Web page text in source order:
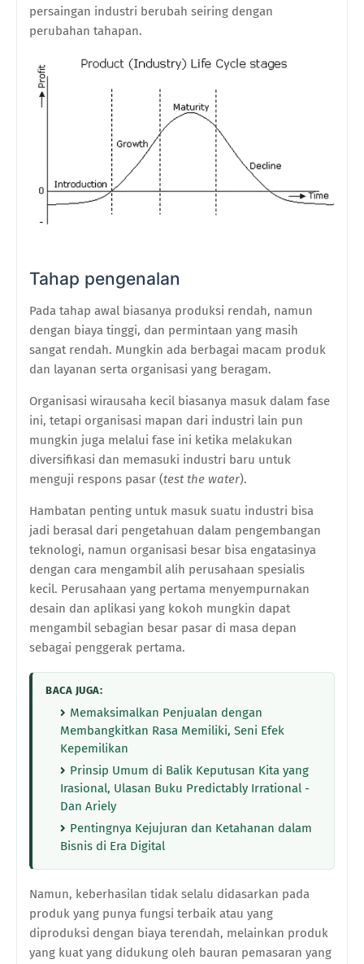
persaingan industri berubah seiring dengan
perubahan tahapan.
Tahap pengenalan
Pada tahap awal biasanya produksi rendah, namun
dengan biaya tinggi, dan permintaan yang masih
sangat rendah. Mungkin ada berbagai macam produk
dan layanan serta organisasi yang beragam.
Organisasi wirausaha kecil biasanya masuk dalam fase
ini, tetapi organisasi mapan dari industri lain pun
mungkin juga melalui fase ini ketika melakukan
diversifikasi dan memasuki industri baru untuk
menguji respons pasar (test the water).
Hambatan penting untuk masuk suatu industri bisa
jadi berasal dari pengetahuan dalam pengembangan
teknologi, namun organisasi besar bisa engatasinya
dengan cara mengambil alih perusahaan spesialis
kecil. Perusahaan yang pertama menyempurnakan
desain dan aplikasi yang kokoh mungkin dapat
mengambil sebagian besar pasar di masa depan
sebagai penggerak pertama.
BACA JUGA:
Memaksimalkan Penjualan dengan
Membangkitkan Rasa Memiliki, Seni Efek
Kepemilikan
Prinsip Umum di Balik Keputusan Kita yang
Irasional, Ulasan Buku Predictably Irrational -
Dan Ariely
Pentingnya Kejujuran dan Ketahanan dalam
Bisnis di Era Digital
Namun, keberhasilan tidak selalu didasarkan pada
produk yang punya fungsi terbaik atau yang
diproduksi dengan biaya terendah, melainkan produk
yang kuat yang didukung oleh bauran pemasaran yang